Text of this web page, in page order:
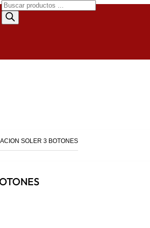
Búsqueda
de
productos
SOLER 3 BOTONES